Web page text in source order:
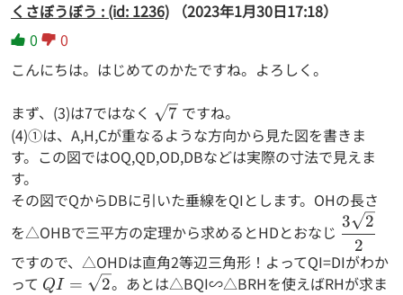
くさぼうぼう : (id: 1236)
（2023年1月30日17:18）
0
0
こんにちは。はじめてのかたですね。よろしく。
まず、(3)は7ではなく \sqrt{7}
7 ですね。
(4)①は、A,H,Cが重なるような方向から見た図を書きま
す。この図ではOQ,QD,OD,DBなどは実際の寸法で見えま
す。
その図でQからDBに引いた垂線をQIとします。OHの長さ
を△OHBで三平方の定理から求めるとHDとおなじ {2}
2
3 2
ですので、△OHDは直角2等辺三角形！よってQI=DIがわか
って QI=\sqrt{2}
QI = 2。あとは△BQI∽△BRHを使えばRHが求ま